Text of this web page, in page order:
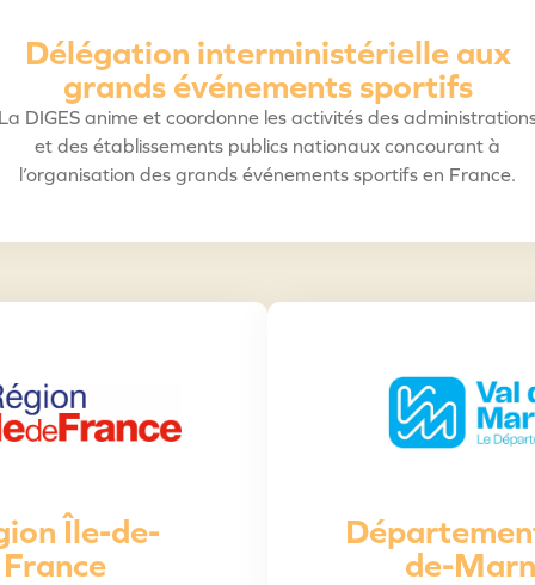
Délégation interministérielle aux
grands événements sportifs
DIGES anime et coordonne les activités des
et des établissements publics nationaux concourant à
l’organisation des grands événements sportifs en France.
Île-de-
France
de-